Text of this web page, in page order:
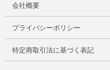
会社概要
プライバシーポリシー
特定商取引法に基づく表記